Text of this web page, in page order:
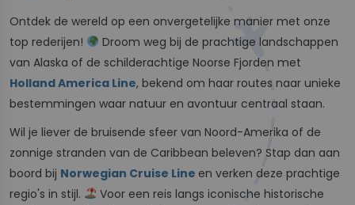
Ontdek de wereld op een onvergetelijke manier met onze
top rederijen!
Droom weg bij de prachtige landschappen
van Alaska of de schilderachtige Noorse Fjorden met
Holland America Line, bekend om haar routes naar unieke
bestemmingen waar natuur en avontuur centraal staan.
Wil je liever de bruisende sfeer van Noord-Amerika of de
zonnige stranden van de Caribbean beleven? Stap dan aan
boord bij Norwegian Cruise Line en verken deze prachtige
regio's in stijl.
Voor een reis langs iconische historische